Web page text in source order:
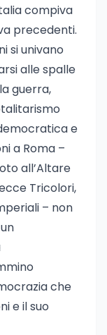
compiva
precedenti.
si univano
alle spalle
guerra,
e
a Roma –
all’Altare
Tricolori,
– non
che
e il suo